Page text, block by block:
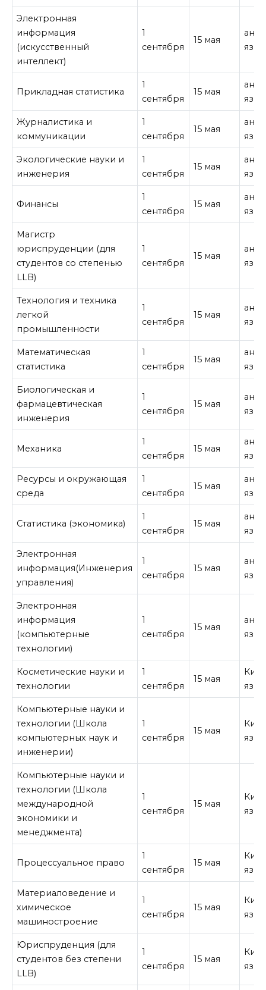
Электронная
информация
(искусственный
интеллект)
1
сентября
15 мая
язык
Прикладная статистика
1
сентября
15 мая
язык
Журналистика и
коммуникации
1
сентября
15 мая
язык
Экологические науки и
инженерия
1
сентября
15 мая
язык
Финансы
1
сентября
15 мая
язык
Магистр
юриспруденции (для
студентов со степенью
LLB)
1
сентября
15 мая
язык
Технология и техника
легкой
промышленности
1
сентября
15 мая
язык
Математическая
статистика
1
сентября
15 мая
язык
Биологическая и
фармацевтическая
инженерия
1
сентября
15 мая
язык
Механика
1
сентября
15 мая
язык
Ресурсы и окружающая
среда
1
сентября
15 мая
язык
Статистика (экономика)
1
сентября
15 мая
язык
Электронная
информация(Инженерия
управления)
1
сентября
15 мая
язык
Электронная
информация
(компьютерные
технологии)
1
сентября
15 мая
язык
Косметические науки и
технологии
1
сентября
15 мая
язык
Компьютерные науки и
технологии (Школа
компьютерных наук и
инженерии)
1
сентября
15 мая
язык
Компьютерные науки и
технологии (Школа
международной
экономики и
менеджмента)
1
сентября
15 мая
язык
Процессуальное право
1
сентября
15 мая
язык
Материаловедение и
химическое
машиностроение
1
сентября
15 мая
язык
Юриспруденция (для
студентов без степени
LLB)
1
сентября
15 мая
язык